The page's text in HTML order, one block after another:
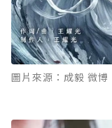
圖片來源：成毅 微博